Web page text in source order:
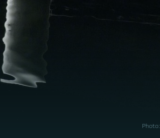
Photo: